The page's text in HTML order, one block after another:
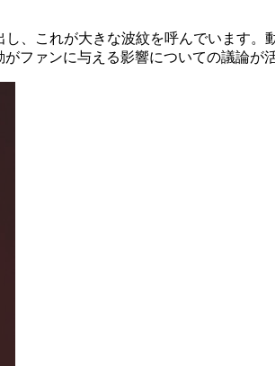
、これが大きな波紋を呼んでいます
ファンに与える影響についての議論が